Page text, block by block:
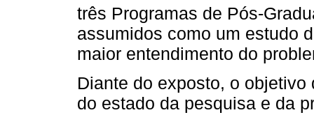
três Programas de Pós-
assumidos como um estudo
maior entendimento do
Diante do exposto, o
do estado da pesquisa e da